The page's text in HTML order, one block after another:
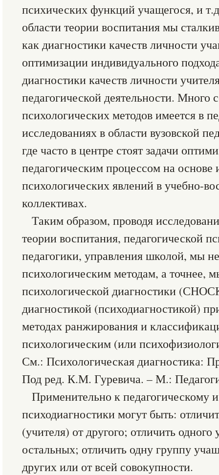
психических функций учащегося, и
области теории воспитания мы
как диагностики качеств личности
оптимизации индивидуального
диагностики качеств личности
педагогической деятельности. Много
психологических методов имеется в
исследованиях в области вузовской
где часто в центре стоят задачи
педагогическим процессом на основе
психологических явлений в учебно-
коллективах.
Таким образом, проводя
теории воспитания, педагогической
педагогики, управления школой, мы
психологическим методам, а точнее,
психологической диагностики
диагностикой (психодиагностикой)
методах ранжирования и
психологическим (или
См.: Психологическая диагностика:
Под ред. К.М. Гуревича. – М.:
Применительно к педагогическому
психодиагностики могут быть:
(учителя) от другого; отличить
остальных; отличить одну группу
других или от всей совокупности.